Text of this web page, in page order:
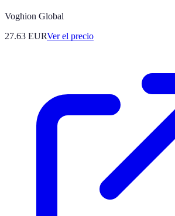
Voghion Global
27.63 EURVer el precio